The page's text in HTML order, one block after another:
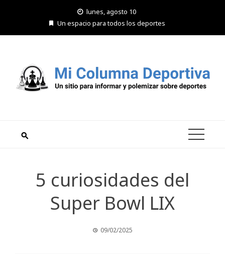
lunes, agosto 10
Un espacio para todos los deportes
5 curiosidades del
Super Bowl LIX
09/02/2025